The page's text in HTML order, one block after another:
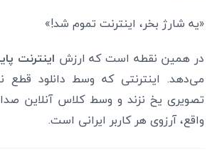
«یه شارژ بخر، اینترنت تموم شد!»
در همین نقطه است که ارزش اینترنت
می‌دهد. اینترنتی که وسط دانلود
تصویری یخ نزند و وسط کلاس آنلاین
واقع، آرزوی هر کاربر ایرانی است.